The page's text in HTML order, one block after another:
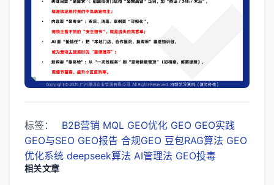
标签： B2B营销 MQL GEO优化 GEO GEO实践
GEO与SEO GEO报告 合规GEO 豆包RAG算法 GEO
优化系统 deepseek算法 AI管理法 GEO投毒
相关文章